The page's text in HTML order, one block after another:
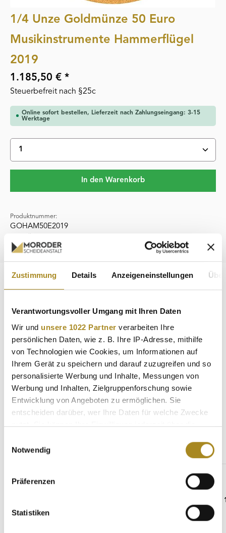
Zustimmung Details Anzeigeneinstellungen
Verantwortungsvoller Umgang mit Ihren Daten
Wir und unsere 1022 Partner verarbeiten Ihre
persönlichen Daten, wie z. B. Ihre IP-Adresse, mithilfe
von Technologien wie Cookies, um Informationen auf
Ihrem Gerät zu speichern und darauf zuzugreifen und so
personalisierte Werbung und Inhalte, Messungen von
Werbung und Inhalten, Zielgruppenforschung sowie
Entwicklung von Angeboten zu ermöglichen. Sie
entscheiden darüber, wer Ihre Daten für welche Zwecke
nutzt. Sie können Ihre Einwilligung jederzeit über die
Trigger Symbol ändern oder widerrufen
Informationen über Ihre geografische Lage
können
Notwendig
Präferenzen
Statistiken
1/4 Unze Goldmünze 50 Euro
Musikinstrumente Hammerflügel
2019
1.185,50 € *
Steuerbefreit nach §25c
Online sofort bestellen, Lieferzeit nach Zahlungseingang: 3-15
Werktage
Produkt Anzahl: Gib den gewünschten Wert ein
In den Warenkorb
Produktnummer:
GOHAM50E2019
deutsche Prägeanstalten
2019 ist die zweite Ausgabe der fünfteiligen Serie
„Musikinstrumente“ (201…
Eigenschaften
Hersteller
Weitere Angebote
Produktgalerie überspringen
Beliebte Anlagemünzen